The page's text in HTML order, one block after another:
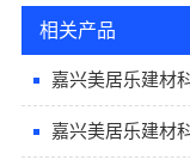
相关产品